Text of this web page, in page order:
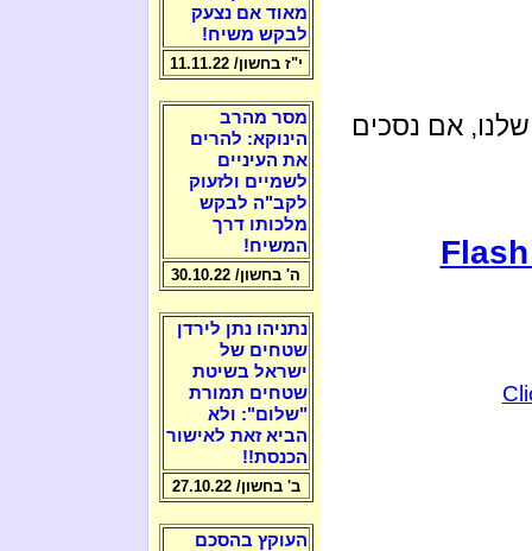
אם נסכים
מאוד אם נצעק
לבקש משיח!
י"ז בחשון/ 11.11.22
מסר מהרב
הינוקא: להרים
את העיניים
לשמיים ולזעוק
לקב"ה לבקש
מלכותו דרך
המשיח!
ה' בחשון/ 30.10.22
נתניהו נתן לירדן
שטחים של
ישראל בשיטת
שטחים תמורת
"שלום": ולא
הביא זאת לאישור
הכנסת!!
ב' בחשון/ 27.10.22
העוקץ בהסכם